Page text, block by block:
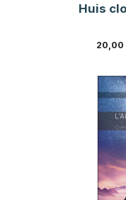
Huis
20,00